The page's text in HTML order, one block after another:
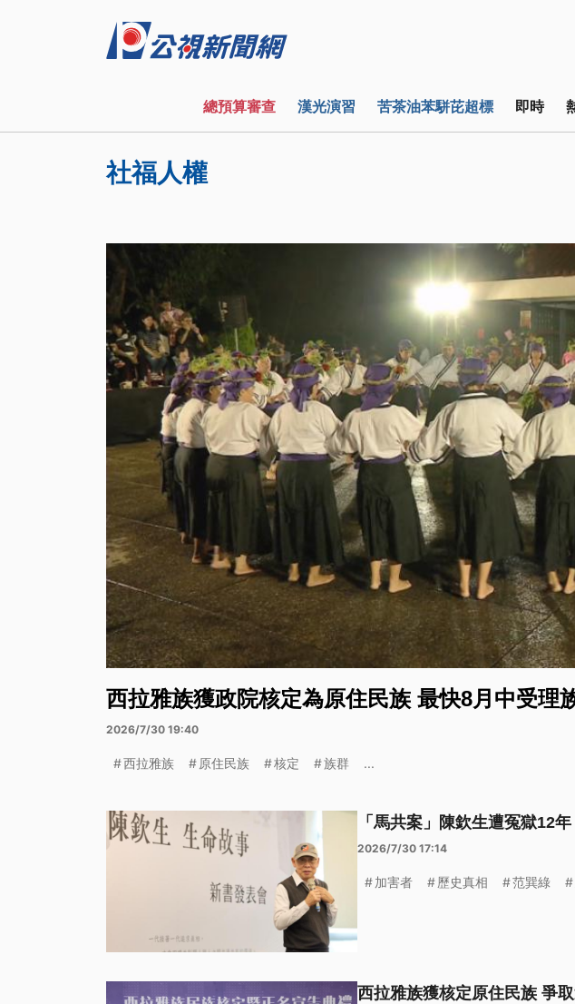
總預算審查 漢光演習 苦茶油苯駢芘超標 即時
社福人權
西拉雅族獲政院核定為原住民族 最快8月中受理
2026/7/30 19:40
西拉雅族 原住民族 核定 族群 ...
「馬共案」陳欽生遭冤獄12
2026/7/30 17:14
加害者 歷史真相 范巽綠
西拉雅族獲核定原住民族 爭